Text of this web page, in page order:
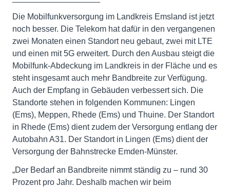
Die Mobilfunkversorgung im Landkreis Emsland ist jetzt
noch besser. Die Telekom hat dafür in den vergangenen
zwei Monaten einen Standort neu gebaut, zwei mit LTE
und einen mit 5G erweitert. Durch den Ausbau steigt die
Mobilfunk-Abdeckung im Landkreis in der Fläche und es
steht insgesamt auch mehr Bandbreite zur Verfügung.
Auch der Empfang in Gebäuden verbessert sich. Die
Standorte stehen in folgenden Kommunen: Lingen
(Ems), Meppen, Rhede (Ems) und Thuine. Der Standort
in Rhede (Ems) dient zudem der Versorgung entlang der
Autobahn A31. Der Standort in Lingen (Ems) dient der
Versorgung der Bahnstrecke Emden-Münster.
„Der Bedarf an Bandbreite nimmt ständig zu – rund 30
Prozent pro Jahr. Deshalb machen wir beim